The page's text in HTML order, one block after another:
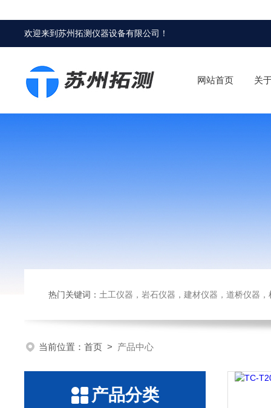
欢迎来到苏州拓测仪器设备有限公司 ！
网站首页 关
热门关键词： 土工仪器，岩石仪器，建材仪器，道桥仪器，检测
当前位置： 首页 > 产品中心
产品分类